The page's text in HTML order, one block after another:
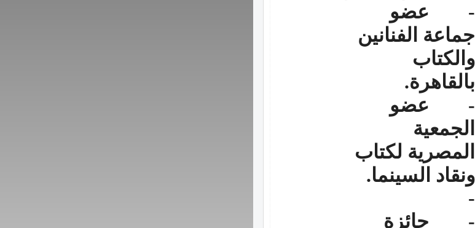
- عضو
جماعة الفنانين
والكتاب
بالقاهرة.
- عضو
الجمعية
المصرية لكتاب
ونقاد السينما.
-
- جائزة